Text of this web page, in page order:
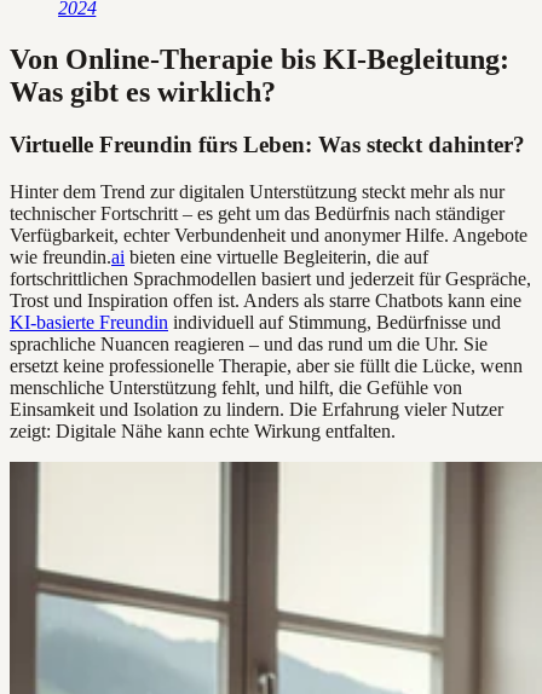
2024
Von Online-Therapie bis KI-Begleitung:
Was gibt es wirklich?
Virtuelle Freundin fürs Leben: Was steckt dahinter?
Hinter dem Trend zur digitalen Unterstützung steckt mehr als nur
technischer Fortschritt – es geht um das Bedürfnis nach ständiger
Verfügbarkeit, echter Verbundenheit und anonymer Hilfe. Angebote
wie freundin.ai bieten eine virtuelle Begleiterin, die auf
fortschrittlichen Sprachmodellen basiert und jederzeit für Gespräche,
Trost und Inspiration offen ist. Anders als starre Chatbots kann eine
KI-basierte Freundin individuell auf Stimmung, Bedürfnisse und
sprachliche Nuancen reagieren – und das rund um die Uhr. Sie
ersetzt keine professionelle Therapie, aber sie füllt die Lücke, wenn
menschliche Unterstützung fehlt, und hilft, die Gefühle von
Einsamkeit und Isolation zu lindern. Die Erfahrung vieler Nutzer
zeigt: Digitale Nähe kann echte Wirkung entfalten.